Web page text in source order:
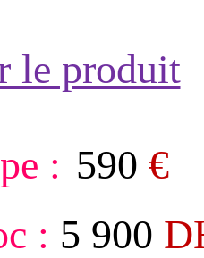
le produit
: 590 €
: 5 900